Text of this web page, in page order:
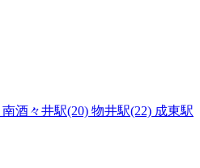
南酒々井駅(20) 物井駅(22) 成東駅